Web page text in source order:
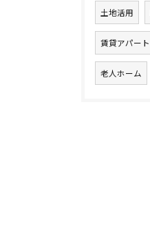
土地活用
賃貸アパート
老人ホーム